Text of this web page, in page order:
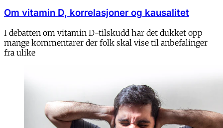
Om vitamin D, korrelasjoner og kausalitet
I debatten om vitamin D-tilskudd har det dukket opp
mange kommentarer der folk skal vise til anbefalinger
fra ulike